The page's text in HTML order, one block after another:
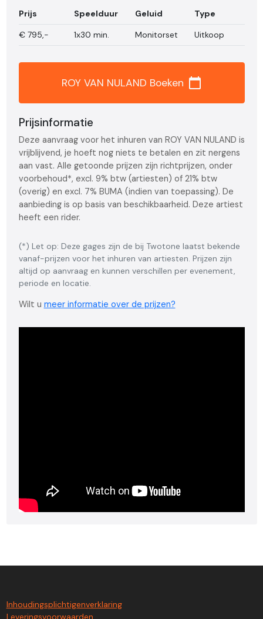
Prijs Speelduur Geluid
Type
€ 795,- 1x30 min. Monitorset Uitkoop
ROY VAN NULAND Boeken calendar_today
Prijsinformatie
Deze aanvraag voor het inhuren van ROY VAN NULAND is
vrijblijvend, je hoeft nog niets te betalen en zit nergens
aan vast. Alle getoonde prijzen zijn richtprijzen, onder
voorbehoud*, excl. 9% btw (artiesten) of 21% btw
(overig) en excl. 7% BUMA (indien van toepassing). De
aanbieding is op basis van beschikbaarheid. Deze artiest
heeft een rider.
(*) Let op: Deze gages zijn de bij Twotone laatst bekende
vanaf-prijzen voor het inhuren van artiesten. Prijzen zijn
altijd op aanvraag en kunnen verschillen per evenement,
periode en locatie.
Wilt u meer informatie over de prijzen?
Inhoudingsplichtigenverklaring
Leveringsvoorwaarden